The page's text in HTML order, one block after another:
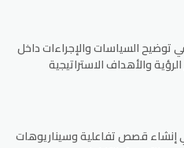
السياسات والإجراءات داخل
والأهداف الاستراتيجية
إنشاء قصص تفاعلية وسيناريوهات